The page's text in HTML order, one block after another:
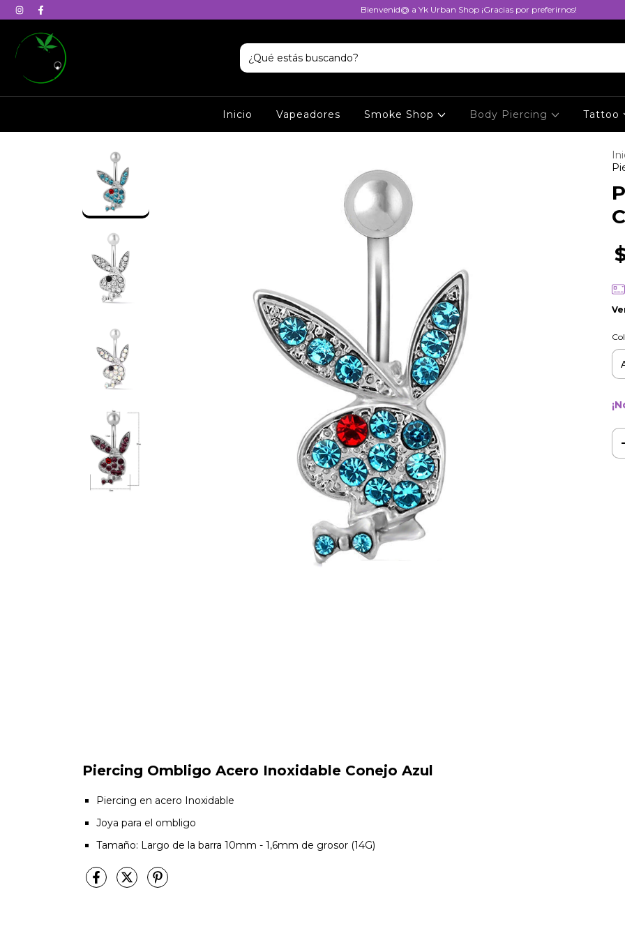
Bienvenid@ a Yk Urban Shop ¡Gracias por preferirnos!
Inicio Vapeadores Smoke Shop Body Piercing Tattoo
Piercing Ombligo Acero Inoxidable Conejo Azul
Piercing en acero Inoxidable
Joya para el ombligo
Tamaño: Largo de la barra 10mm - 1,6mm de grosor (14G)